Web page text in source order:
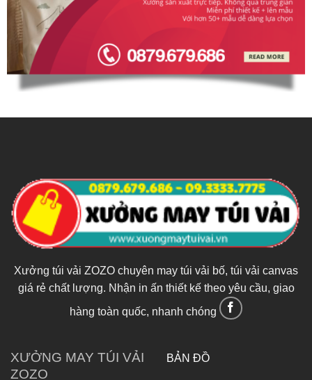
Xưởng túi vải ZOZO chuyên may túi vải bố, túi vải canvas
giá rẻ chất lượng. Nhận in ấn thiết kế theo yêu cầu, giao
hàng toàn quốc, nhanh chóng
XƯỞNG MAY TÚI VẢI
ZOZO
BẢN ĐỒ